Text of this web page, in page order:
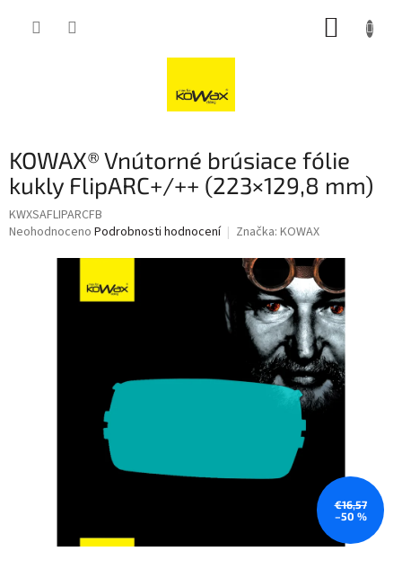
KOWAX® Vnútorné brúsiace fólie
kukly FlipARC+/++ (223×129,8 mm)
KWXSAFLIPARCFB
Průměrné
Neohodnoceno Podrobnosti hodnocení Značka: KOWAX
€16,57
–50 %